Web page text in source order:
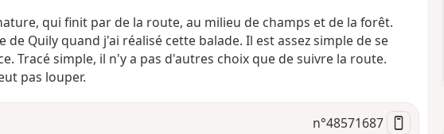
qui finit par de la route, au milieu de champs et de la forêt.
de Quily quand j'ai réalisé cette balade. Il est assez simple de se
Tracé simple, il n'y a pas d'autres choix que de suivre la route.
pas louper.
n°48571687